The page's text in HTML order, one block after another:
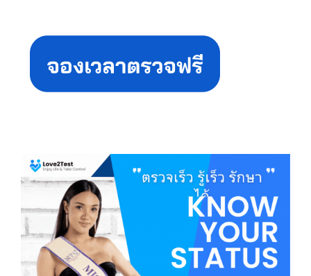
Sidebar